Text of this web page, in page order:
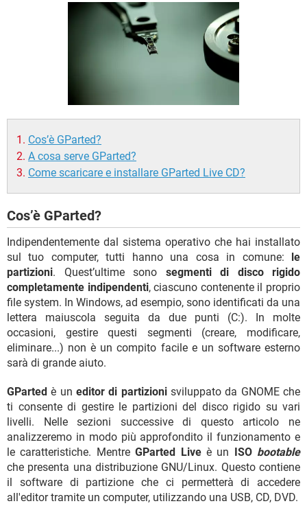
Cos’è GParted?
A cosa serve GParted?
Come scaricare e installare GParted Live CD?
Cos’è GParted?
Indipendentemente dal sistema operativo che hai installato
sul tuo computer, tutti hanno una cosa in comune: le
partizioni. Quest’ultime sono segmenti di disco rigido
completamente indipendenti, ciascuno contenente il proprio
file system. In Windows, ad esempio, sono identificati da una
lettera maiuscola seguita da due punti (C:). In molte
occasioni, gestire questi segmenti (creare, modificare,
eliminare...) non è un compito facile e un software esterno
sarà di grande aiuto.
GParted è un editor di partizionisviluppato da GNOME che
ti consente di gestire le partizioni del disco rigido su vari
livelli. Nelle sezioni successive di questo articolo ne
analizzeremo in modo più approfondito il funzionamento e
le caratteristiche. MentreGParted Liveè un ISO bootable
che presenta una distribuzione GNU/Linux. Questo contiene
il software di partizione che ci permetterà di accedere
all'editor tramite un computer, utilizzando una USB, CD, DVD.